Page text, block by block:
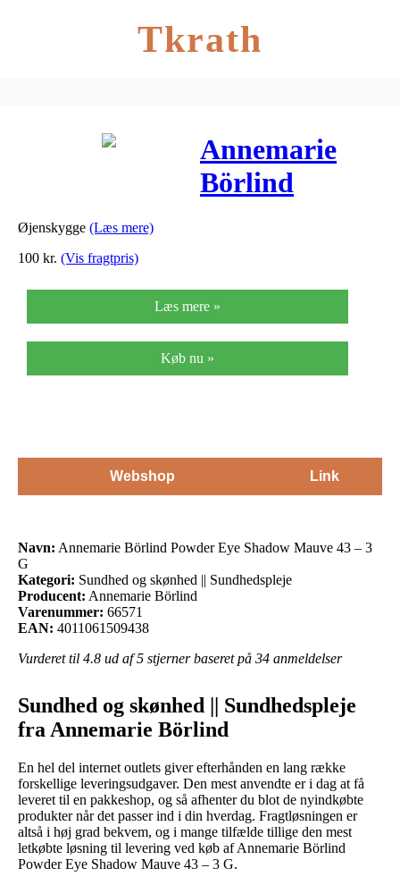
Tkrath
Annemarie
Börlind
Mauve 43 – 3
G
Øjenskygge (Læs mere)
100 kr. (Vis fragtpris)
Læs mere »
Køb nu »
Webshop Link
Navn: Annemarie Börlind Powder Eye Shadow Mauve 43 – 3
G
Kategori: Sundhed og skønhed || Sundhedspleje
Producent: Annemarie Börlind
Varenummer: 66571
EAN: 4011061509438
Vurderet til 4.8 ud af 5 stjerner baseret på 34 anmeldelser
Sundhed og skønhed || Sundhedspleje
fra Annemarie Börlind
En hel del internet outlets giver efterhånden en lang række
forskellige leveringsudgaver. Den mest anvendte er i dag at få
leveret til en pakkeshop, og så afhenter du blot de nyindkøbte
produkter når det passer ind i din hverdag. Fragtløsningen er
altså i høj grad bekvem, og i mange tilfælde tillige den mest
letkøbte løsning til levering ved køb af Annemarie Börlind
Powder Eye Shadow Mauve 43 – 3 G.